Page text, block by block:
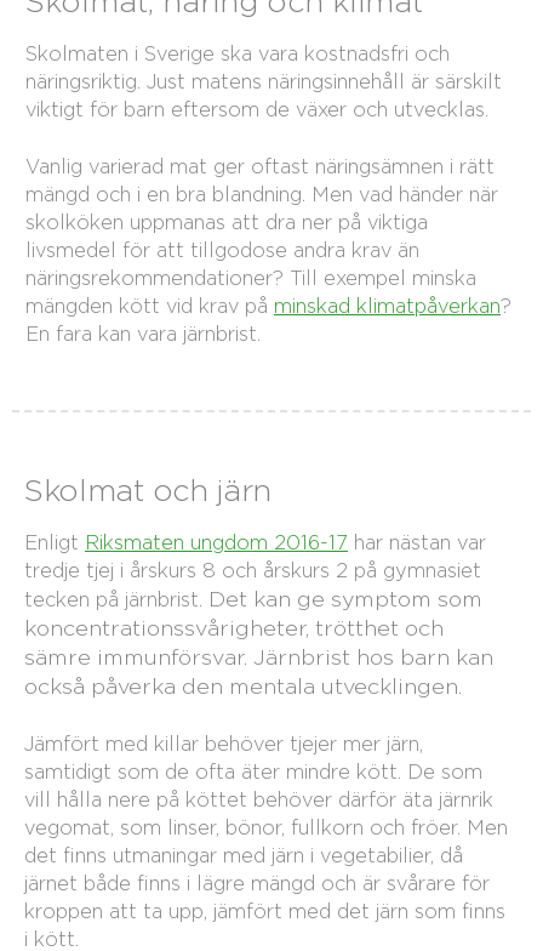
Skolmaten i Sverige ska vara kostnadsfri och
näringsriktig. Just matens näringsinnehåll är särskilt
viktigt för barn eftersom de växer och utvecklas.
Vanlig varierad mat ger oftast näringsämnen i rätt
mängd och i en bra blandning. Men vad händer när
skolköken uppmanas att dra ner på viktiga
livsmedel för att tillgodose andra krav än
näringsrekommendationer? Till exempel minska
mängden kött vid krav på minskad klimatpåverkan?
En fara kan vara järnbrist.
Skolmat och järn
Enligt Riksmaten ungdom 2016-17 har nästan var
tredje tjej i årskurs 8 och årskurs 2 på gymnasiet
tecken på järnbrist. Det kan ge symptom som
koncentrationssvårigheter, trötthet och
sämre immunförsvar. Järnbrist hos barn kan
också påverka den mentala utvecklingen.
Jämfört med killar behöver tjejer mer järn,
samtidigt som de ofta äter mindre kött. De som
vill hålla nere på köttet behöver därför äta järnrik
vegomat, som linser, bönor, fullkorn och fröer. Men
det finns utmaningar med järn i vegetabilier, då
järnet både finns i lägre mängd och är svårare för
kroppen att ta upp, jämfört med det järn som finns
i kött.